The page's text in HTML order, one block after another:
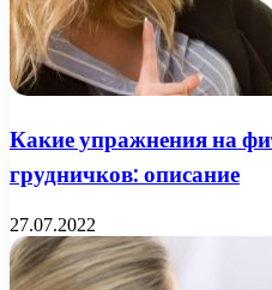
Какие упражнения на
грудничков: описание
27.07.2022